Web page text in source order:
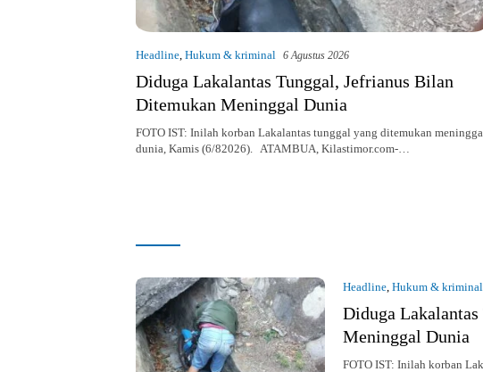
Headline Hukum & kriminal 6 Agustus 2026
Diduga Lakalantas Tunggal, Jefrianus Bilan
Ditemukan Meninggal Dunia
FOTO IST: Inilah korban Lakalantas tunggal yang ditemukan
dunia, Kamis (6/82026). ATAMBUA, Kilastimor.com-…
Headline, Hukum & kriminal
Diduga
Meninggal Dunia
FOTO IST: Inilah korban